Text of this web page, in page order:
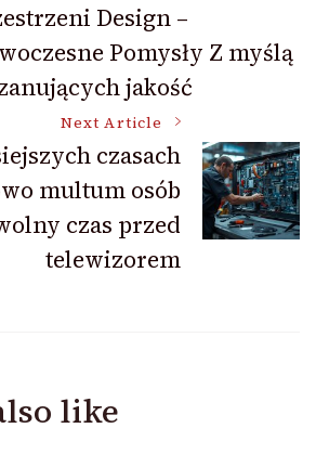
Design –
Pomysły Z myślą
jakość
Next Article
czasach
multum osób
czas przed
telewizorem
like